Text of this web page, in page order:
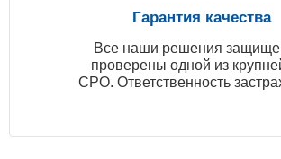
Гарантия качества
Все наши решения
проверены одной из
СРО. Ответственность